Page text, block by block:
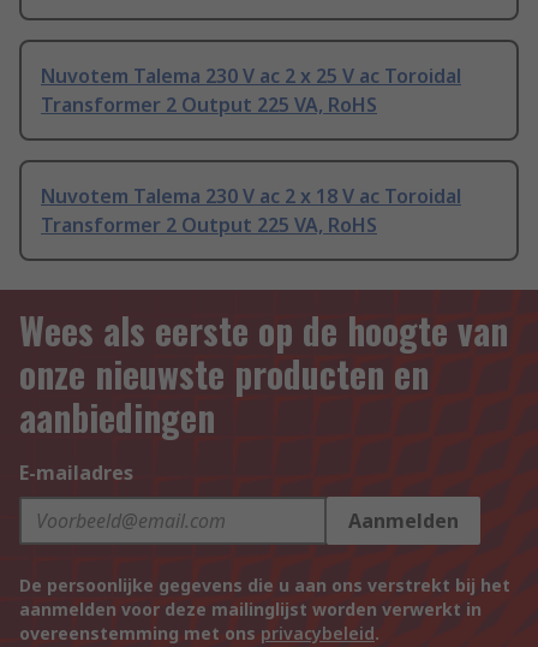
Nuvotem Talema 230 V ac 2 x 25 V ac Toroidal
Transformer 2 Output 225 VA, RoHS
Nuvotem Talema 230 V ac 2 x 18 V ac Toroidal
Transformer 2 Output 225 VA, RoHS
Wees als eerste op de hoogte van
onze nieuwste producten en
aanbiedingen
E-mailadres
Aanmelden
De persoonlijke gegevens die u aan ons verstrekt bij het
aanmelden voor deze mailinglijst worden verwerkt in
overeenstemming met ons privacybeleid.